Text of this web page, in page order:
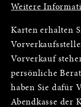
Weitere
Karten erhalten
Vorverkauf
persönliche
haben Sie dafür
Abendkasse der